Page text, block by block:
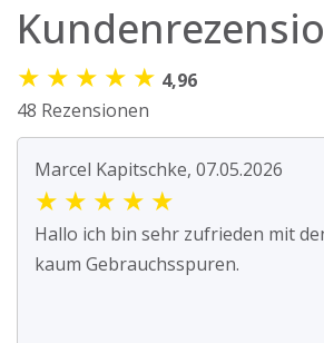
★ ★ ★ ★ ★ 4,96
48 Rezensionen
Marcel Kapitschke, 07.05.2026
★ ★ ★ ★ ★
Hallo ich bin sehr zufrieden mit
kaum Gebrauchsspuren.